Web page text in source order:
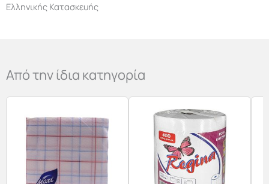
Ελληνικής Κατασκευής
Από την ίδια κατηγορία